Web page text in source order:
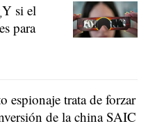
si el
para
espionaje trata de forzar
de la china SAIC